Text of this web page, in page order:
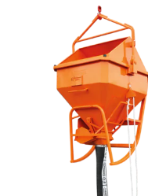
1160
1280
1390